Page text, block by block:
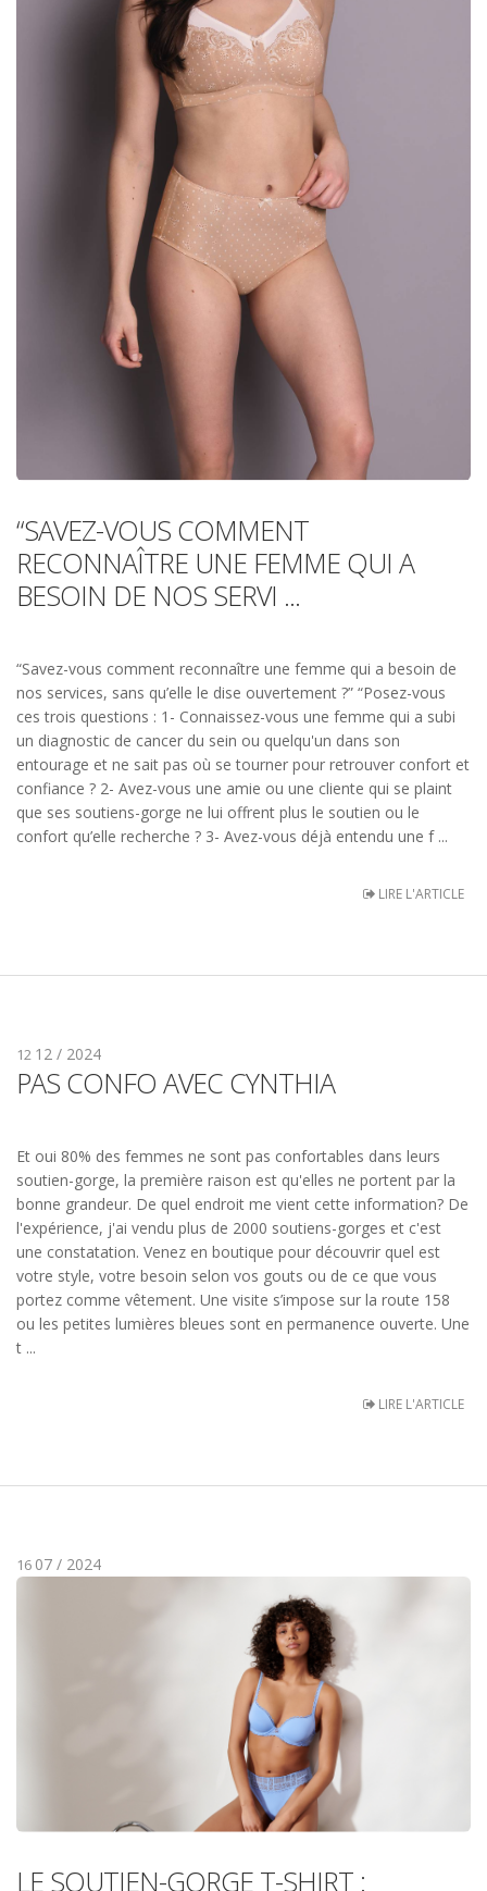
“SAVEZ-VOUS COMMENT
RECONNAÎTRE UNE FEMME QUI A
BESOIN DE NOS SERVI ...
“Savez-vous comment reconnaître une femme qui a besoin de
nos services, sans qu’elle le dise ouvertement ?” “Posez-vous
ces trois questions : 1- Connaissez-vous une femme qui a subi
un diagnostic de cancer du sein ou quelqu'un dans son
entourage et ne sait pas où se tourner pour retrouver confort et
confiance ? 2- Avez-vous une amie ou une cliente qui se plaint
que ses soutiens-gorge ne lui offrent plus le soutien ou le
confort qu’elle recherche ? 3- Avez-vous déjà entendu une f ...
LIRE L'ARTICLE
12 12 / 2024
PAS CONFO AVEC CYNTHIA
Et oui 80% des femmes ne sont pas confortables dans leurs
soutien-gorge, la première raison est qu'elles ne portent par la
bonne grandeur. De quel endroit me vient cette information? De
l'expérience, j'ai vendu plus de 2000 soutiens-gorges et c'est
une constatation. Venez en boutique pour découvrir quel est
votre style, votre besoin selon vos gouts ou de ce que vous
portez comme vêtement. Une visite s’impose sur la route 158
ou les petites lumières bleues sont en permanence ouverte. Une
t ...
LIRE L'ARTICLE
16 07 / 2024
LE SOUTIEN-GORGE T-SHIRT :